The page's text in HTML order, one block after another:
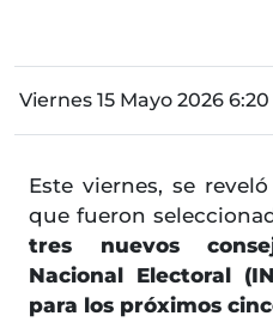
Viernes 15 Mayo 2026
Este viernes, se
que fueron
tres nuevos
Nacional Electoral
para los próximos